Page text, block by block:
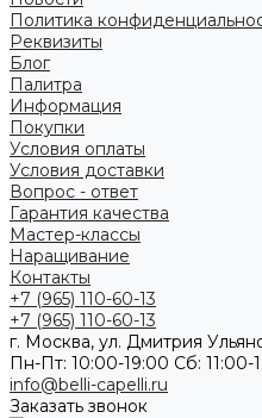
Политика
Реквизиты
Блог
Палитра
Информация
Покупки
Условия оплаты
Условия доставки
Вопрос - ответ
Гарантия качества
Мастер-классы
Наращивание
Контакты
+7 (965) 110-60-13
+7 (965) 110-60-13
г. Москва, ул. Дмитрия
Пн-Пт: 10:00-19:00 Cб:
info@belli-capelli.ru
Заказать звонок